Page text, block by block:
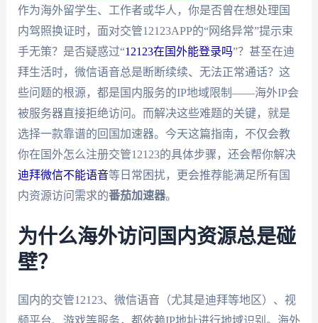
作为海外留学生、工作者或华人，你是否曾在想处理国
内驾照换证时，面对交管12123APP的“网络异常”提示束
手无策？是否疑惑过“12123在国外能登录吗”？甚至在迪
拜生活时，微信语音总是断断续续、无法正常通话？这
些问题的根源，都是国内服务的IP地域限制——海外IP会
被服务器直接拒绝访问。而解决这些难题的关键，就是
选择一款靠谱的回国加速器。今天这篇指南，不仅会教
你在国外怎么注册交管12123的具体步骤，还会帮你解决
迪拜微信不能语音等日常困扰，更会推荐能满足所有国
内资源访问需求的番茄加速器。
为什么海外访问国内资源总是碰
壁？
国内的交管12123、微信语音（尤其是迪拜等地区）、视
频平台、游戏等服务，都依赖IP地址进行地域识别。海外